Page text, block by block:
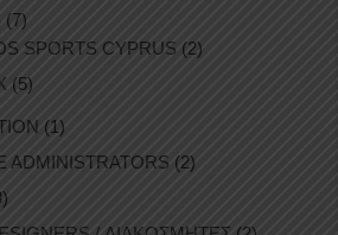
(7)
SPORTS CYPRUS (2)
(5)
(1)
ADMINISTRATORS (2)